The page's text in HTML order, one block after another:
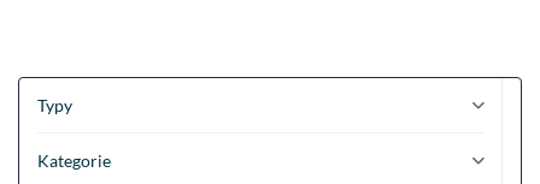
Typy
Kategorie